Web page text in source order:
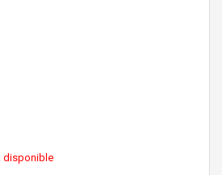
disponible